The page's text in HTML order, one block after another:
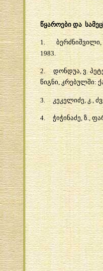
წყაროები და
1.ბერძნიშვილი
1983.
2. დონდუა,ვ.
წიგნი,კრებულში:
3.კეკელიძე,კ .,
4.ჭიჭინაძე,ზ .,